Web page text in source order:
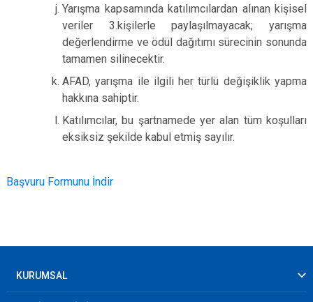
Yarışma kapsamında katılımcılardan alınan kişisel
veriler 3.kişilerle paylaşılmayacak; yarışma
değerlendirme ve ödül dağıtımı sürecinin sonunda
tamamen silinecektir.
AFAD, yarışma ile ilgili her türlü değişiklik yapma
hakkına sahiptir.
Katılımcılar, bu şartnamede yer alan tüm koşulları
eksiksiz şekilde kabul etmiş sayılır.
Başvuru Formunu İndir
KURUMSAL